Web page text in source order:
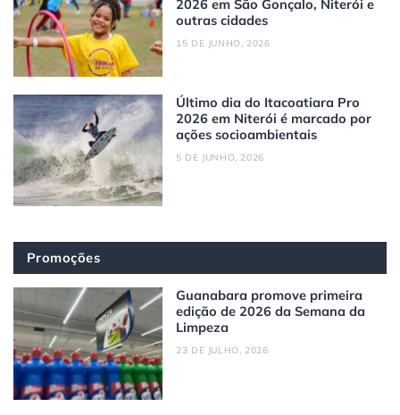
2026 em São Gonçalo, Niterói e
outras cidades
15 DE JUNHO, 2026
Último dia do Itacoatiara Pro
2026 em Niterói é marcado por
ações socioambientais
5 DE JUNHO, 2026
Promoções
Guanabara promove primeira
edição de 2026 da Semana da
Limpeza
23 DE JULHO, 2026